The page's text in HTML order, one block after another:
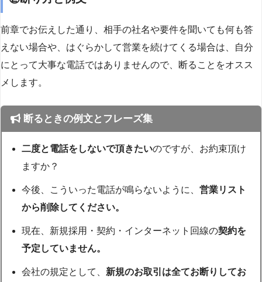
前章でお伝えした通り、相手の社名や要件を聞いても何も答
えない場合や、はぐらかして営業を続けてくる場合は、自分
にとって大事な電話ではありませんので、断ることをオスス
メします。
断るときの例文とフレーズ集
二度と電話をしないで頂きたいのですが、お約束頂け
ますか？
今後、こういった電話が鳴らないように、営業リスト
から削除してください。
現在、新規採用・契約・インターネット回線の契約を
予定していません。
会社の規定として、 新規のお取引は全てお断りしてお